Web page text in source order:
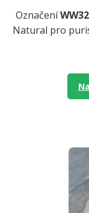
Označení
Natural pro